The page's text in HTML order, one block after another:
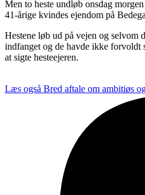
Men to heste undløb onsdag
41-årige kvindes ejendom på
Hestene løb ud på vejen og selvom
indfanget og de havde ikke forvoldt
at sigte hesteejeren.
Læs også Bred aftale om ambitiøs